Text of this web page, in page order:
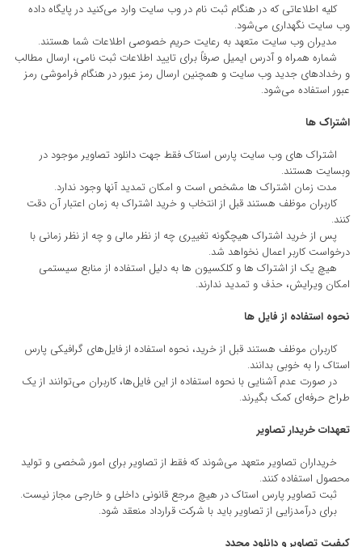
کلیه اطلاعاتی که در هنگام ثبت نام در وب سایت وارد می‌کنید در پایگاه داده
وب سایت نگهداری می‌شود.
مدیران وب سایت متعهد به رعایت حریم خصوصی اطلاعات شما هستند.
شماره همراه و آدرس ایمیل صرفاً برای تایید اطلاعات ثبت نامی، ارسال مطالب
و رخدادهای جدید وب سایت و همچنین ارسال رمز عبور در هنگام فراموشی رمز
عبور استفاده می‌شود.
اشتراک ها
اشتراک های وب سایت پارس استاک فقط جهت دانلود تصاویر موجود در
وبسایت هستند.
مدت زمان اشتراک ها مشخص است و امکان تمدید آنها وجود ندارد.
کاربران موظف هستند قبل از انتخاب و خرید اشتراک به زمان اعتبار آن دقت
کنند.
پس از خرید اشتراک هیچگونه تغییری چه از نظر مالی و چه از نظر زمانی با
درخواست کاربر اعمال نخواهد شد.
هیچ یک از اشتراک ها و کلکسیون ها به دلیل استفاده از منابع سیستمی
امکان ویرایش، حذف و تمدید ندارند.
نحوه استفاده از فایل ها
کاربران موظف هستند قبل از خرید، نحوه استفاده از فایل‌های گرافیکی پارس
استاک را به خوبی بدانند.
در صورت عدم آشنایی با نحوه استفاده از این فایل‌ها، کاربران می‌توانند از یک
طراح حرفه‌ای کمک بگیرند.
تعهدات خریدار تصاویر
خریداران تصاویر متعهد می‌شوند که فقط از تصاویر برای امور شخصی و تولید
محصول استفاده کنند.
ثبت تصاویر پارس استاک در هیچ مرجع قانونی داخلی و خارجی مجاز نیست.
برای درآمدزایی از تصاویر باید با شرکت قرارداد منعقد شود.
کیفیت تصاویر و دانلود مجدد